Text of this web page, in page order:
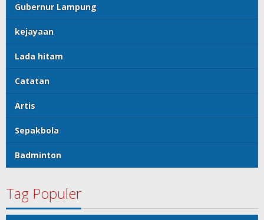
Gubernur Lampung
kejayaan
Lada hitam
Catatan
Artis
Sepakbola
Badminton
Tag Populer